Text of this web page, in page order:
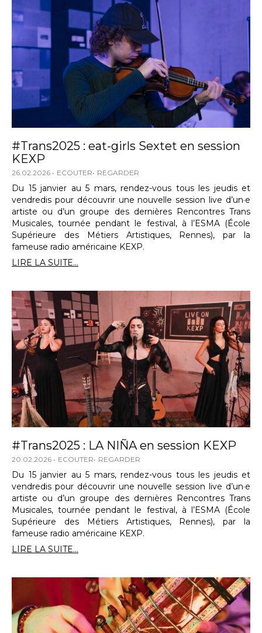
#Trans2025 : eat-girls Sextet en session
KEXP
26.02.2026 ECOUTER REGARDER
Du 15 janvier au 5 mars, rendez-vous tous les jeudis et
vendredis pour découvrir une nouvelle session live d’un·e
artiste ou d’un groupe des dernières Rencontres Trans
Musicales, tournée pendant le festival, à l’ESMA (École
Supérieure des Métiers Artistiques, Rennes), par la
fameuse radio américaine KEXP.
LIRE LA SUITE...
#Trans2025 : LA NIÑA en session KEXP
20.02.2026 ECOUTER REGARDER
Du 15 janvier au 5 mars, rendez-vous tous les jeudis et
vendredis pour découvrir une nouvelle session live d’un·e
artiste ou d’un groupe des dernières Rencontres Trans
Musicales, tournée pendant le festival, à l’ESMA (École
Supérieure des Métiers Artistiques, Rennes), par la
fameuse radio américaine KEXP.
LIRE LA SUITE...